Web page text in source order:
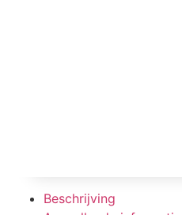
Beschrijving